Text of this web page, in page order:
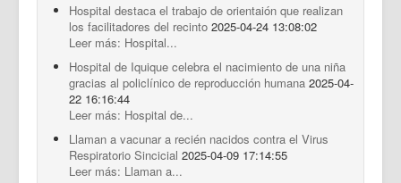
Hospital destaca el trabajo de orientaión que realizan
los facilitadores del recinto 2025-04-24 13:08:02
Leer más: Hospital...
Hospital de Iquique celebra el nacimiento de una niña
gracias al policlínico de reproducción humana 2025-04-
22 16:16:44
Leer más: Hospital de...
Llaman a vacunar a recién nacidos contra el Virus
Respiratorio Sincicial 2025-04-09 17:14:55
Leer más: Llaman a...